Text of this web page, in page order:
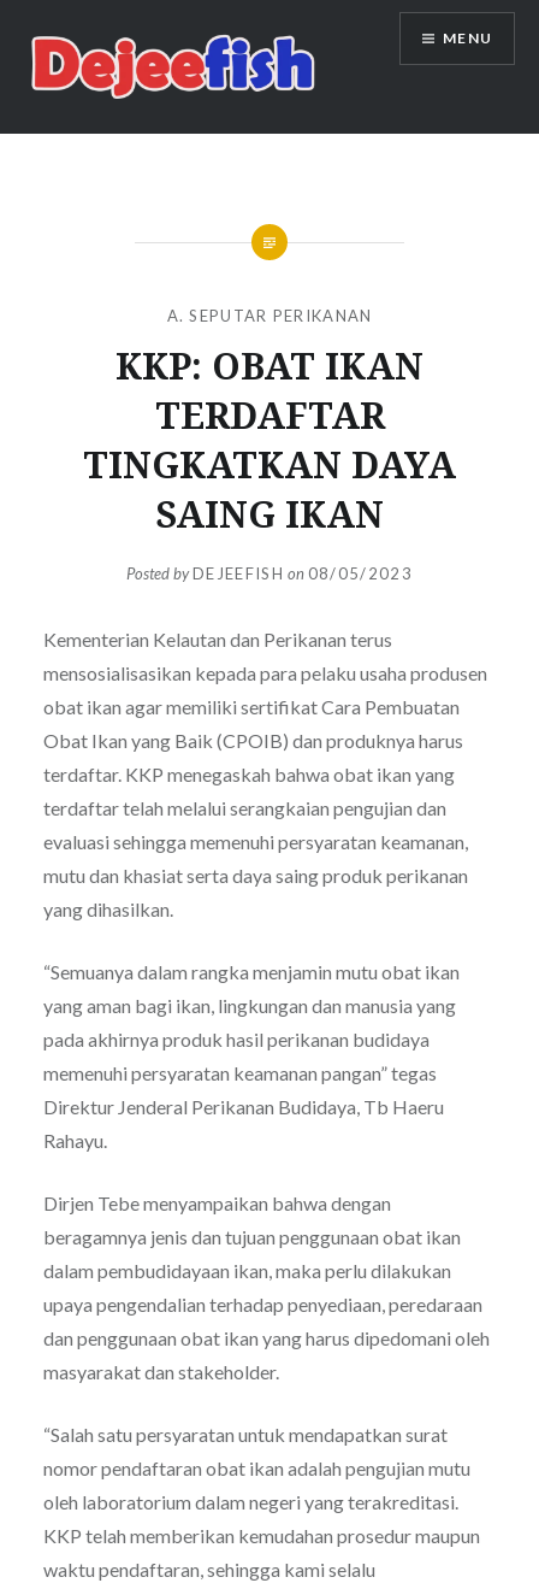
content
DEJEEFISH | PRODUSEN BENIH
MENU
A. SEPUTAR PERIKANAN
KKP: OBAT IKAN
TERDAFTAR
TINGKATKAN DAYA
SAING IKAN
Posted byDEJEEFISH on08/05/2023
Kementerian Kelautan dan Perikanan terus
mensosialisasikan kepada para pelaku usaha produsen
obat ikan agar memiliki sertifikat Cara Pembuatan
Obat Ikan yang Baik (CPOIB) dan produknya harus
terdaftar. KKP menegaskah bahwa obat ikan yang
terdaftar telah melalui serangkaian pengujian dan
evaluasi sehingga memenuhi persyaratan keamanan,
mutu dan khasiat serta daya saing produk perikanan
yang dihasilkan.
“Semuanya dalam rangka menjamin mutu obat ikan
yang aman bagi ikan, lingkungan dan manusia yang
pada akhirnya produk hasil perikanan budidaya
memenuhi persyaratan keamanan pangan” tegas
Direktur Jenderal Perikanan Budidaya, Tb Haeru
Rahayu.
Dirjen Tebe menyampaikan bahwa dengan
beragamnya jenis dan tujuan penggunaan obat ikan
dalam pembudidayaan ikan, maka perlu dilakukan
upaya pengendalian terhadap penyediaan, peredaraan
dan penggunaan obat ikan yang harus dipedomani oleh
masyarakat dan stakeholder.
“Salah satu persyaratan untuk mendapatkan surat
nomor pendaftaran obat ikan adalah pengujian mutu
oleh laboratorium dalam negeri yang terakreditasi.
KKP telah memberikan kemudahan prosedur maupun
waktu pendaftaran, sehingga kami selalu